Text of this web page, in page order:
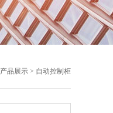
产品展示 > 自动控制柜